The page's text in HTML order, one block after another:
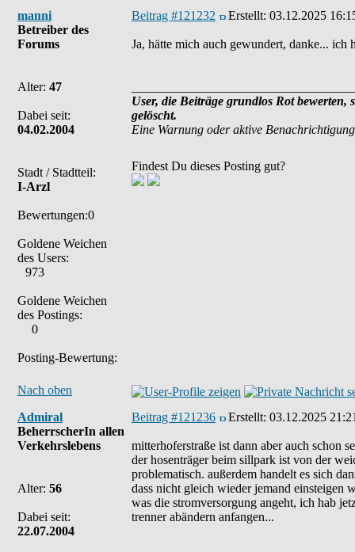
manni
Betreiber des
Forums
Alter: 47
Dabei seit:
04.02.2004
Stadt / Stadtteil:
I-Arzl
Bewertungen:0
Goldene Weichen
des Users:
973
Goldene Weichen
des Postings:
0
Posting-Bewertung:
Beitrag #121232 Erstellt: 03.12.2025
Ja, hätte mich auch gewundert, danke...
User, die Beiträge grundlos Rot
gelöscht.
Eine Warnung oder aktive
Findest Du dieses Posting gut?
Nach oben
Admiral
BeherrscherIn allen
Verkehrslebens
Alter: 56
Dabei seit:
22.07.2004
Beitrag #121236 Erstellt: 03.12.2025
mitterhoferstraße ist dann aber auch schon
der hosenträger beim sillpark ist von der
problematisch. außerdem handelt es sich
dass nicht gleich wieder jemand einsteigen
was die stromversorgung angeht, ich hab
trenner abändern anfangen...